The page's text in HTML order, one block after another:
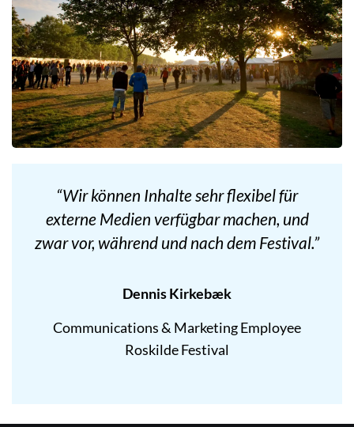
“Wir können Inhalte sehr flexibel für
externe Medien verfügbar machen, und
zwar vor, während und nach dem Festival.”
Dennis Kirkebæk
Communications & Marketing Employee
Roskilde Festival